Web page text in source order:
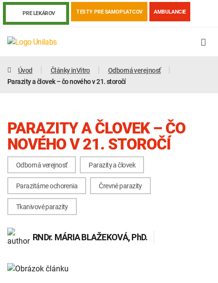
PRE LEKÁROV TESTY PRE SAMOPLATCOV AMBULANCIE
Genetika Covid-19 Žiadanky a tlačivá
Výsledky vyšetrení
Human papillomavirus (HPV)
Úvod Články inVitro
Odborná verejnosť
Parazity a človek – čo nového v 21. storočí
PARAZITY A ČLOVEK – ČO
NOVÉHO V 21. STOROČÍ
Odborná verejnosť Parazity a človek
Parazitárne ochorenia Črevné parazity
Tkanivové parazity
RNDr. MÁRIA BLAŽEKOVÁ, PhD.